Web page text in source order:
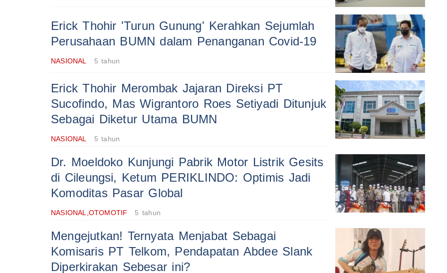
Erick Thohir 'Turun Gunung' Kerahkan Sejumlah
Perusahaan BUMN dalam Penanganan Covid-19
NASIONAL 5 tahun
Erick Thohir Merombak Jajaran Direksi PT
Sucofindo, Mas Wigrantoro Roes Setiyadi Ditunjuk
Sebagai Diketur Utama BUMN
NASIONAL 5 tahun
Dr. Moeldoko Kunjungi Pabrik Motor Listrik Gesits
di Cileungsi, Ketum PERIKLINDO: Optimis Jadi
Komoditas Pasar Global
NASIONAL,OTOMOTIF 5 tahun
Mengejutkan! Ternyata Menjabat Sebagai
Komisaris PT Telkom, Pendapatan Abdee Slank
Diperkirakan Sebesar ini?